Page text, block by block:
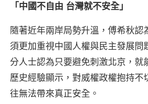
「中國不自由 台灣就不安全」
隨著近年兩岸局勢升溫，傅希秋認
須更加重視中國人權與民主發展問
分人士認為只要避免刺激北京，就
歷史經驗顯示，對威權政權抱持不
往無法帶來真正安全。